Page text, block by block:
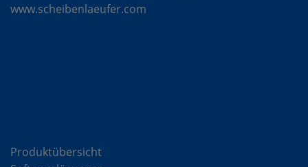
www.scheibenlaeufer.com
Produktübersicht